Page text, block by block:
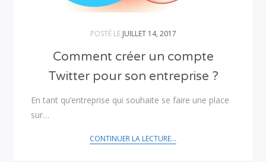
POSTÉ LE JUILLET 14, 2017
Comment créer un compte
Twitter pour son entreprise ?
En tant qu’entreprise qui souhaite se faire une place
sur…
CONTINUER LA LECTURE...